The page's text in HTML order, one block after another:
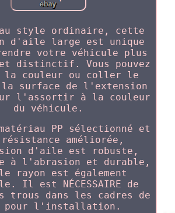
au style ordinaire, cette
d'aile large est unique
votre véhicule plus
distinctif. Vous pouvez
la couleur ou coller le
surface de l'extension
l'assortir à la couleur
du véhicule.
PP sélectionné et
améliorée,
d'aile est robuste,
à l'abrasion et durable,
rayon est également
Il est NÉCESSAIRE de
trous dans les cadres de
pour l'installation.